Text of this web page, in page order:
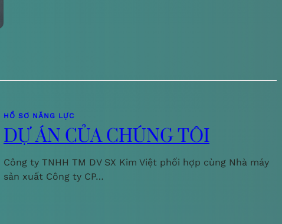
HỒ SƠ NĂNG LỰC
DỰ ÁN CỦA CHÚNG TÔI
Công ty TNHH TM DV SX Kim Việt phối hợp cùng Nhà máy
sản xuất Công ty CP…